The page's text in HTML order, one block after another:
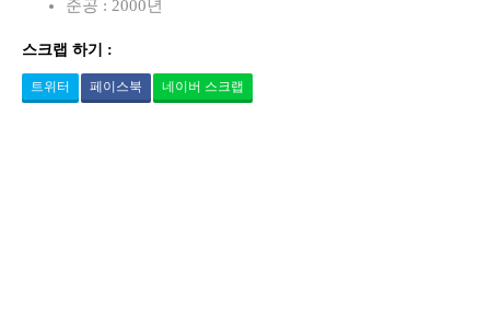
준공 : 2000년
스크랩 하기 :
트위터 페이스북 네이버 스크랩